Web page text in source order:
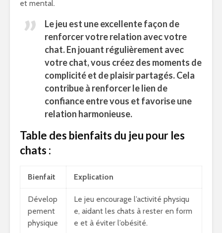
et mental.
Le jeu est une excellente façon de
renforcer votre relation avec votre
chat. En jouant régulièrement avec
votre chat, vous créez des moments de
complicité et de plaisir partagés. Cela
contribue à renforcer le lien de
confiance entre vous et favorise une
relation harmonieuse.
Table des bienfaits du jeu pour les
chats :
Bienfait Explication
Dévelop
pement
physique
Le jeu encourage l’activité physiqu
e, aidant les chats à rester en form
e et à éviter l’obésité.